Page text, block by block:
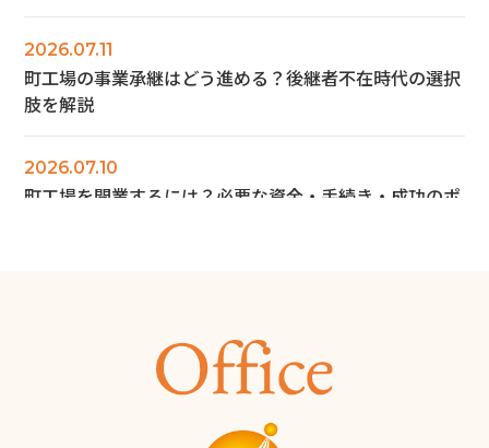
2026.07.11
町工場の事業承継はどう進める？後継者不在時代の選択
肢を解説
2026.07.10
町工場を開業するには？必要な資金・手続き・成功のポ
ス12選と入会メリットを解説
旅費規程の日当とは？堺市の税理士が解説